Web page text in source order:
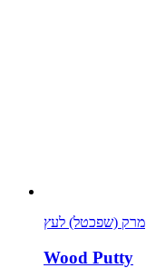
מרק (שפכטל) לעץ
Wood Putty